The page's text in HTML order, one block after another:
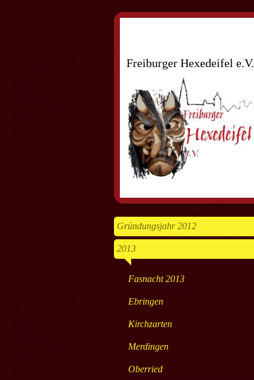
Freiburger Hexedeifel e.V.
Gründungsjahr 2012
2013
Fasnacht 2013
Ebringen
Kirchzarten
Merdingen
Oberried